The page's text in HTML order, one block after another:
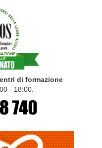
di formazione
- 18:00.